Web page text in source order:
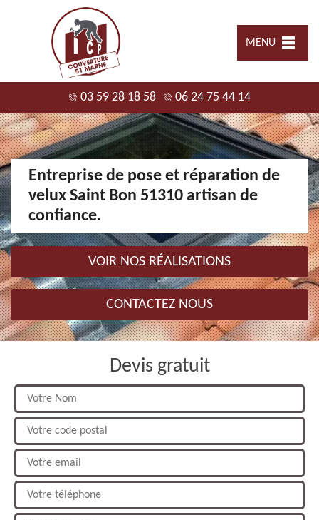
MENU
03 59 28 18 58 06 24 75 44 14
Entreprise de pose et réparation de
velux Saint Bon 51310 artisan de
confiance.
VOIR NOS RÉALISATIONS
CONTACTEZ NOUS
Devis gratuit